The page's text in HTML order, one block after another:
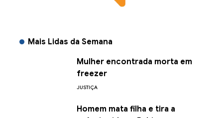
Mais Lidas da Semana
Mulher encontrada morta em
freezer
JUSTIÇA
Homem mata filha e tira a